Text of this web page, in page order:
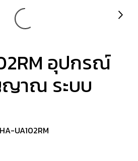
อุปกรณ์
าณ ระบบ
UA102RM